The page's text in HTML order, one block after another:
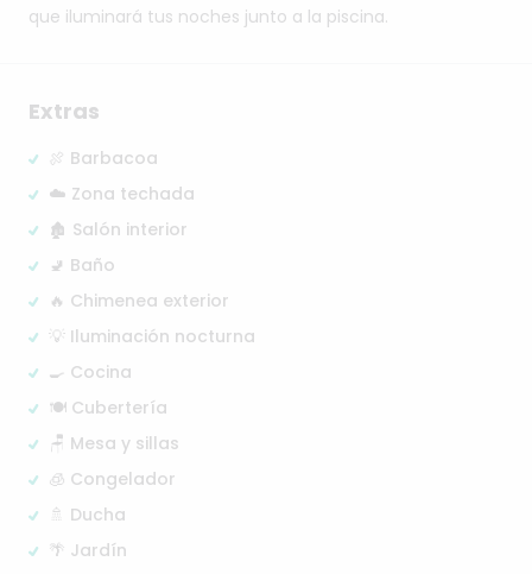
que iluminará tus noches junto a la piscina.
Extras
🍖 Barbacoa
☁️ Zona techada
🏚️ Salón interior
🚽 Baño
🔥 Chimenea exterior
💡 Iluminación nocturna
🍳 Cocina
🍽️ Cubertería
🪑 Mesa y sillas
🧊 Congelador
🚿 Ducha
🌴 Jardín